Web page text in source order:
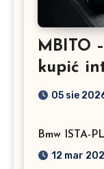
MBITO
kupić
05 sie
Bmw ISTA-
12 mar